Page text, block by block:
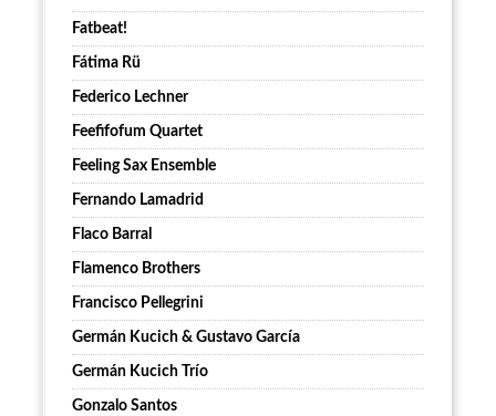
Fatbeat!
Fátima Rü
Federico Lechner
Feefifofum Quartet
Feeling Sax Ensemble
Fernando Lamadrid
Flaco Barral
Flamenco Brothers
Francisco Pellegrini
Germán Kucich & Gustavo García
Germán Kucich Trío
Gonzalo Santos